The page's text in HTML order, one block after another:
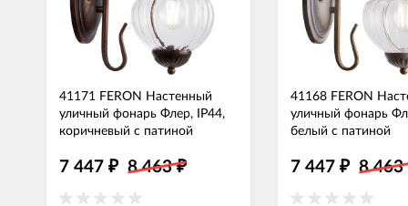
41171 FERON Настенный
уличный фонарь Флер, IP44,
коричневый с патиной
7 447 ₽ 8 463₽
41168 FERON
уличный фонарь
белый с патиной
7 447₽ 8 463